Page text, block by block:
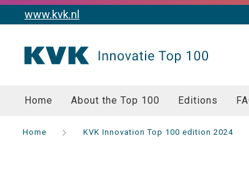
www.kvk.nl
Home About the Top 100 Editions
Home KVK Innovation Top 100 edition 2024